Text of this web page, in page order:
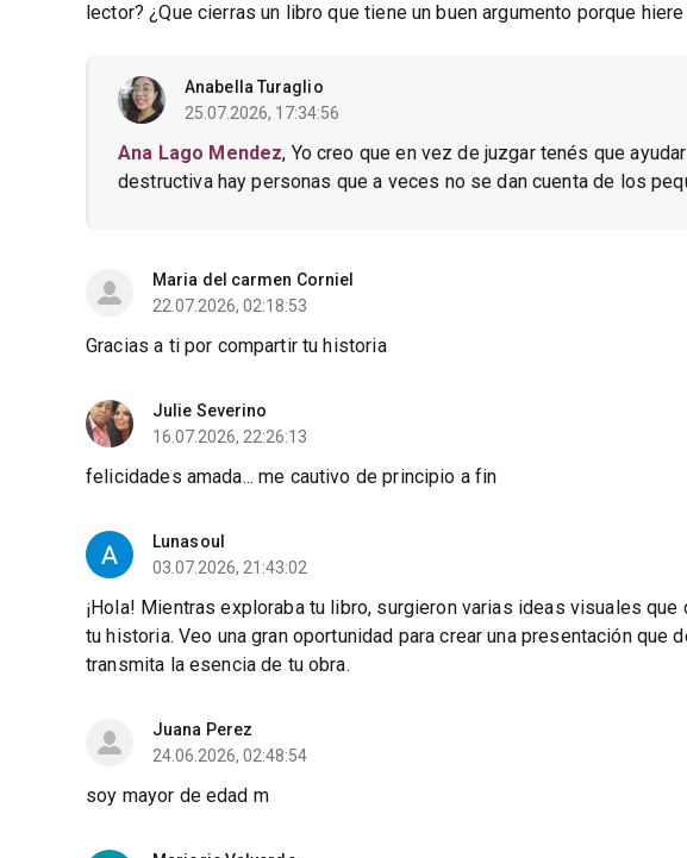
lector? ¿Que cierras un libro que tiene un buen argumento porque
Anabella Turaglio
25.07.2026, 17:34:56
Ana Lago Mendez, Yo creo que en vez de juzgar tenés que
destructiva hay personas que a veces no se dan cuenta de los
Maria del carmen Corniel
22.07.2026, 02:18:53
Gracias a ti por compartir tu historia
Julie Severino
16.07.2026, 22:26:13
felicidades amada... me cautivo de principio a fin
Lunasoul
03.07.2026, 21:43:02
¡Hola! Mientras exploraba tu libro, surgieron varias ideas visuales
tu historia. Veo una gran oportunidad para crear una presentación
transmita la esencia de tu obra.
Juana Perez
24.06.2026, 02:48:54
soy mayor de edad m